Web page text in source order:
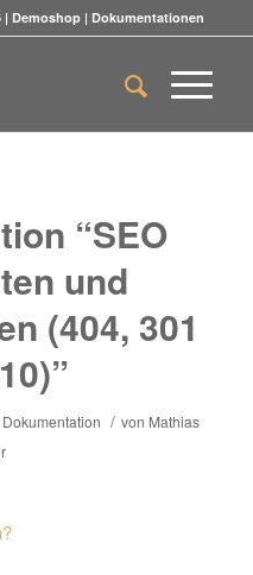
| Demoshop | Dokumentationen
“SEO
und
(404, 301
Dokumentation / von Mathias